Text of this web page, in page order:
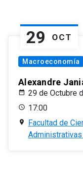
29 OCT
Macroeconomía
Alexandre
29 de Octubre
17:00
Facultad de
Administrativas